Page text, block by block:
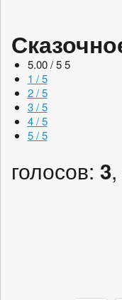
5.00 / 5 5
1 / 5
2 / 5
3 / 5
4 / 5
5 / 5
голосов: 3